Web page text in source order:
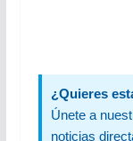
¿Quieres
Únete a
noticias